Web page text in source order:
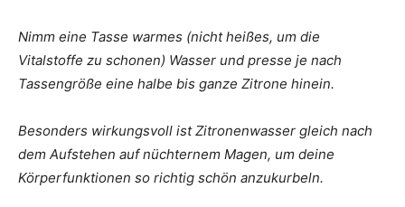
Nimm eine Tasse warmes (nicht heißes, um die
Vitalstoffe zu schonen) Wasser und presse je nach
Tassengröße eine halbe bis ganze Zitrone hinein.
Besonders wirkungsvoll ist Zitronenwasser gleich nach
dem Aufstehen auf nüchternem Magen, um deine
Körperfunktionen so richtig schön anzukurbeln.